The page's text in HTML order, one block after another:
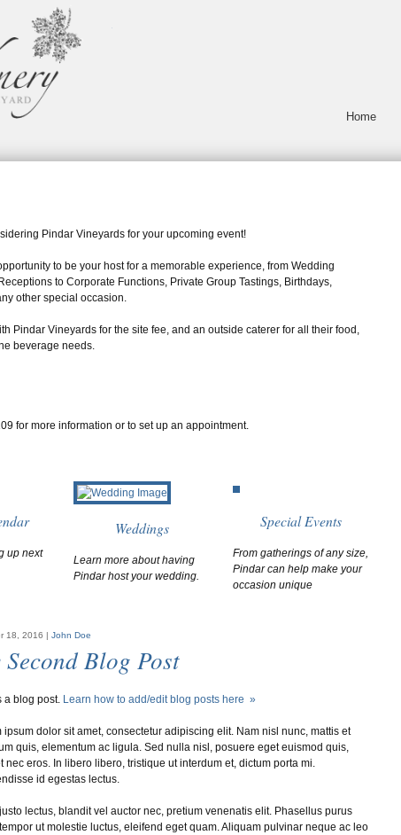
Home
Pindar Vineyards for your upcoming event!
to be your host for a memorable experience, from Wedding
to Corporate Functions, Private Group Tastings, Birthdays,
other special occasion.
Pindar Vineyards for the site fee, and an outside caterer for all their food,
beverage needs.
for more information or to set up an appointment.
up next
Weddings
Learn more about having
Pindar host your wedding.
Special Events
From gatherings of any size,
Pindar can help make your
occasion unique
18, 2016 | John Doe
Second Blog Post
a blog post. Learn how to add/edit blog posts here »
ipsum dolor sit amet, consectetur adipiscing elit. Nam nisl nunc, mattis et
quis, elementum ac ligula. Sed nulla nisl, posuere eget euismod quis,
nec eros. In libero libero, tristique ut interdum et, dictum porta mi.
id egestas lectus.
lectus, blandit vel auctor nec, pretium venenatis elit. Phasellus purus
ut molestie luctus, eleifend eget quam. Aliquam pulvinar neque ac leo